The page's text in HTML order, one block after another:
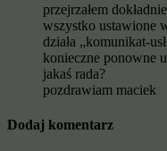
przejrzałem
wszystko ustawione
działa „komunikat-
konieczne ponowne
jakaś rada?
pozdrawiam maciek
Dodaj komentarz